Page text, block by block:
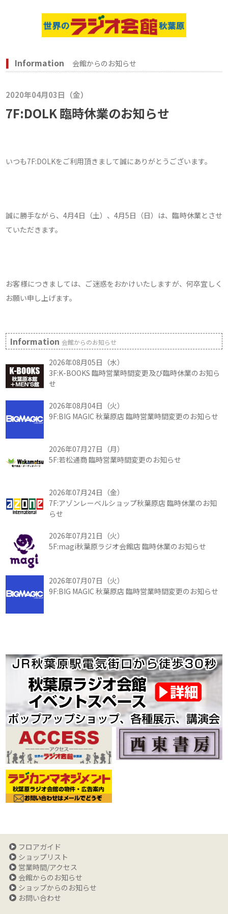
Information 会館からのお知らせ
2020年04月03日（金）
7F:DOLK 臨時休業のお知らせ
いつも7F:DOLKをご利用頂きまして誠にありがとうございます。
誠に勝手ながら、4月4日（土）、4月5日（日）は、臨時休業とさせ
ていただきます。
お客様につきましては、ご迷惑をおかけいたしますが、何卒宜しく
お願い申し上げます。
Information会館からのお知らせ
2026年08月05日（水）
3F:K-BOOKS 臨時営業時間変更及び臨時休業のお知ら
せ
2026年08月04日（火）
9F:BIG MAGIC 秋葉原店 臨時営業時間変更のお知らせ
2026年07月27日（月）
5F:若松通商 臨時営業時間変更のお知らせ
2026年07月24日（金）
7F:アゾンレーベルショップ秋葉原店 臨時休業のお知
らせ
2026年07月21日（火）
5F:magi秋葉原ラジオ会館店 臨時休業のお知らせ
2026年07月07日（火）
9F:BIG MAGIC 秋葉原店 臨時営業時間変更のお知らせ
フロアガイド
ショップリスト
営業時間/アクセス
会館からのお知らせ
ショップからのお知らせ
お問い合わせ